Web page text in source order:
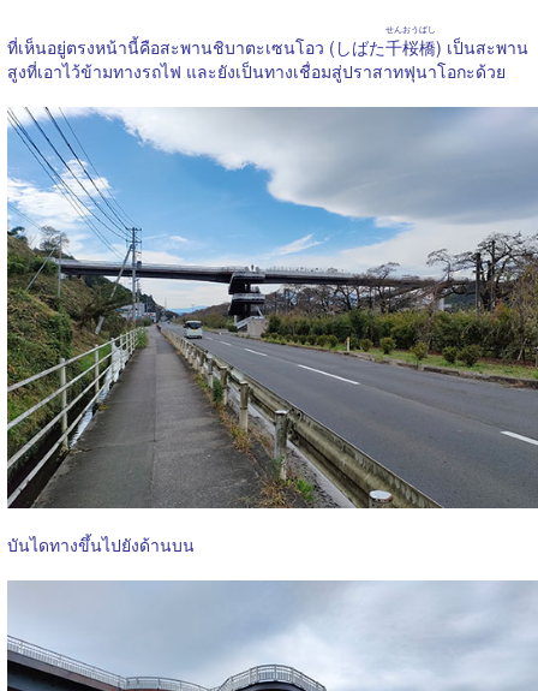
ที่เห็นอยู่ตรงหน้านี้คือสะพานชิบาตะเซนโอว (しばた千桜橋
せんおうばし
) เป็นสะพาน
สูงที่เอาไว้ข้ามทางรถไฟ และยังเป็นทางเชื่อมสู่ปราสาทฟุนาโอกะด้วย
บันไดทางขึ้นไปยังด้านบน